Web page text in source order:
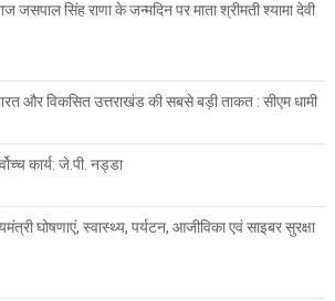
जसपाल सिंह राणा के जन्मदिन पर माता श्रीमती श्यामा देवी
और विकसित उत्तराखंड की सबसे बड़ी ताकत : सीएम धामी
कार्य: जे.पी. नड्डा
घोषणाएं, स्वास्थ्य, पर्यटन, आजीविका एवं साइबर सुरक्षा